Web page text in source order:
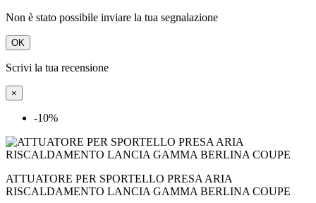
Non è stato possibile inviare la tua segnalazione
OK
Scrivi la tua recensione
×
-10%
ATTUATORE PER SPORTELLO PRESA ARIA
RISCALDAMENTO LANCIA GAMMA BERLINA COUPE